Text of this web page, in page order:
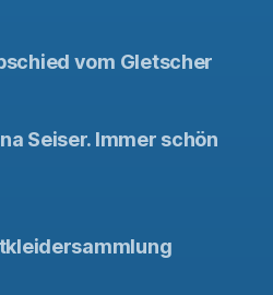
vom Gletscher
Seiser. Immer schön